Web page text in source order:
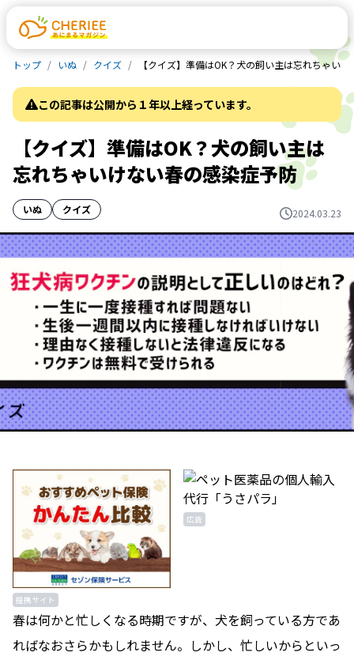
トップ いぬ クイズ 【クイズ】準備はOK？犬の飼い主は忘れちゃい
この記事は公開から１年以上経っています。
【クイズ】準備はOK？犬の飼い主は
忘れちゃいけない春の感染症予防
いぬ クイズ 2024.03.23
提携サイト
広告
春は何かと忙しくなる時期ですが、犬を飼っている方であ
ればなおさらかもしれません。しかし、忙しいからといっ